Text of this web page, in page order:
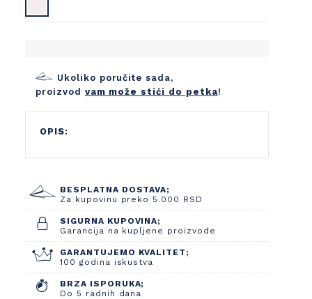
Ukoliko poručite sada,
proizvod vam može stići do petka!
OPIS:
BESPLATNA DOSTAVA;
Za kupovinu preko 5.000 RSD
SIGURNA KUPOVINA;
Garancija na kupljene proizvode
GARANTUJEMO KVALITET;
100 godina iskustva
BRZA ISPORUKA;
Do 5 radnih dana